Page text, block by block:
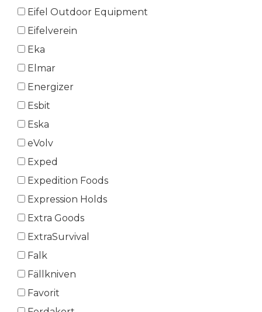
Eifel Outdoor Equipment
Eifelverein
Eka
Elmar
Energizer
Esbit
Eska
eVolv
Exped
Expedition Foods
Expression Holds
Extra Goods
ExtraSurvival
Falk
Fällkniven
Favorit